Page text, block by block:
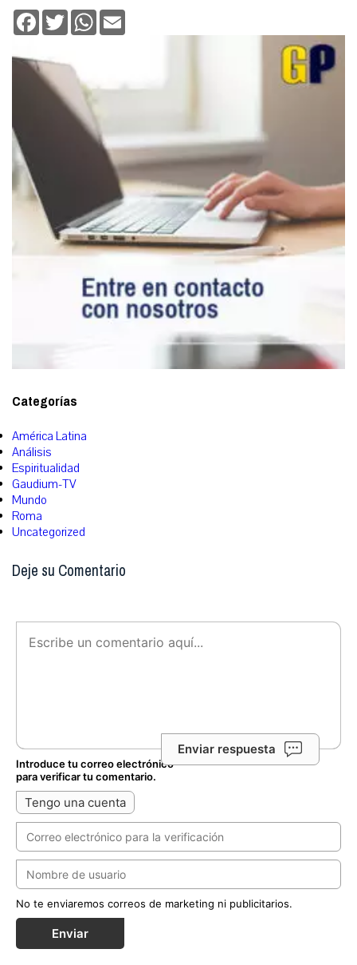
Facebook
TwitterWhatsApp
Categorías
América Latina
Análisis
Espiritualidad
Gaudium-TV
Mundo
Roma
Uncategorized
Deje su Comentario
Enviar respuesta
Introduce tu correo electrónico
para verificar tu comentario.
Tengo una cuenta
No te enviaremos correos de marketing ni publicitarios.
Enviar